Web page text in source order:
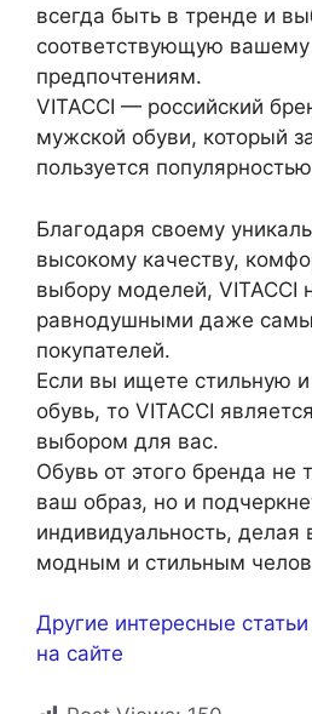
всегда быть в тренде и
соответствующую
предпочтениям.
VITACCI — российский
мужской обуви, который
пользуется
Благодаря своему
высокому качеству,
выбору моделей, VITACCI
равнодушными даже
покупателей.
Если вы ищете стильную
обувь, то VITACCI
выбором для вас.
Обувь от этого бренда не
ваш образ, но и
индивидуальность, делая
модным и стильным
Другие интересные
на сайте